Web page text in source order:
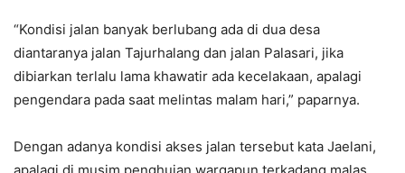
“Kondisi jalan banyak berlubang ada di dua desa
diantaranya jalan Tajurhalang dan jalan Palasari, jika
dibiarkan terlalu lama khawatir ada kecelakaan, apalagi
pengendara pada saat melintas malam hari,” paparnya.
Dengan adanya kondisi akses jalan tersebut kata Jaelani,